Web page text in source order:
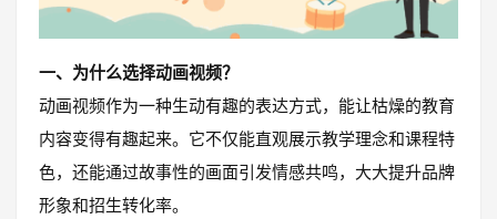
一、为什么选择动画视频？
动画视频作为一种生动有趣的表达方式，能让枯燥的教育
内容变得有趣起来。它不仅能直观展示教学理念和课程特
色，还能通过故事性的画面引发情感共鸣，大大提升品牌
形象和招生转化率。